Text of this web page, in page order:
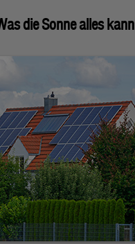
die Sonne alles kann